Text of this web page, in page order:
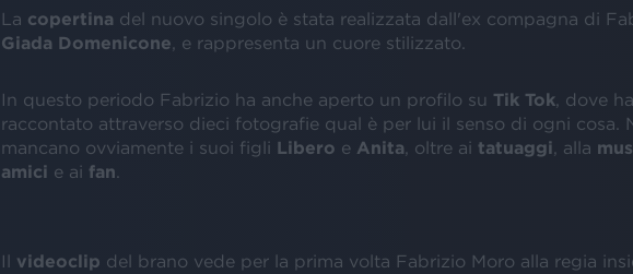
La copertina del nuovo singolo è stata realizzata dall'ex compagna di
Giada Domenicone , e rappresenta un cuore stilizzato.
In questo periodo Fabrizio ha anche aperto un profilo su Tik Tok , dove ha
raccontato attraverso dieci fotografie qual è per lui il senso di ogni cosa.
mancano ovviamente i suoi figli Libero e Anita , oltre ai tatuaggi , alla
amici e ai fan
Il videoclip del brano vede per la prima volta Fabrizio Moro alla regia